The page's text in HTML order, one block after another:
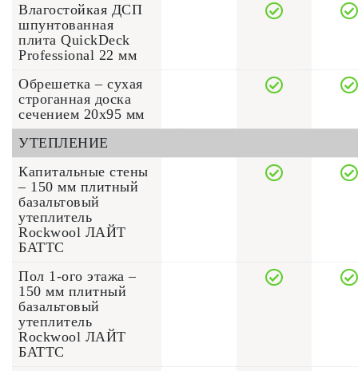
Влагостойкая ДСП
шпунтованная
плита QuickDeck
Professional 22 мм
Обрешетка – сухая
строганная доска
сечением 20x95 мм
УТЕПЛЕНИЕ
Капитальные стены
– 150 мм плитный
базальтовый
утеплитель
Rockwool ЛАЙТ
БАТТС
Пол 1-ого этажа –
150 мм плитный
базальтовый
утеплитель
Rockwool ЛАЙТ
БАТТС